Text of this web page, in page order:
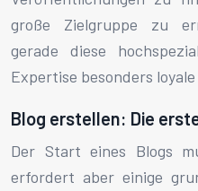
große Zielgruppe zu
gerade diese
Expertise besonders
Blog erstellen: Die
Der Start eines Blogs
erfordert aber einige